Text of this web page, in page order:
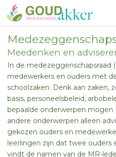
Agenda Pagina's
Meedenken en
In de medezeggenschapsraad
medewerkers en ouders met
schoolzaken. Denk aan zaken,
basis, personeelsbeleid,
bepaalde onderwerpen mogen
andere onderwerpen alleen
gekozen ouders en
leerlingen zijn dat twee ouders
vindt de namen van de MR-